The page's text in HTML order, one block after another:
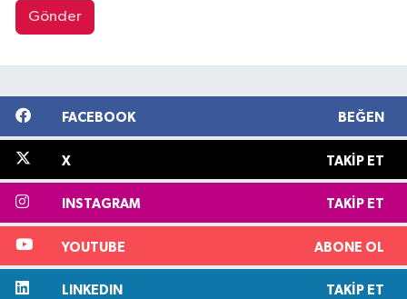
Gönder
FACEBOOK BEĞEN
X TAKIP ET
INSTAGRAM TAKIP ET
YOUTUBE ABONE OL
LINKEDIN TAKIP ET